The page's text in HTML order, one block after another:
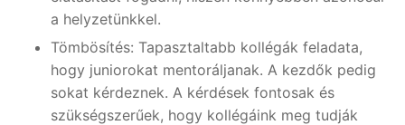
a helyzetünkkel.
Tömbösítés: Tapasztaltabb kollégák feladata,
hogy juniorokat mentoráljanak. A kezdők pedig
sokat kérdeznek. A kérdések fontosak és
szükségszerűek, hogy kollégáink meg tudják